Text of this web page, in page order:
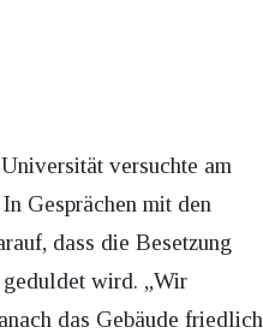
versuchte am
Gesprächen mit den
dass die Besetzung
geduldet wird. „Wir
das Gebäude friedlich